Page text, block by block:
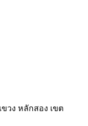
วง หลักสอง เขต